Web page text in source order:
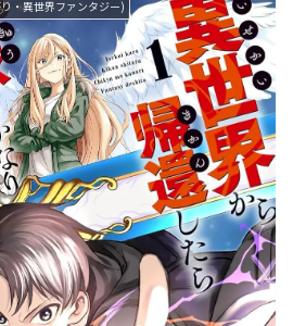
・異世界ファンタジー)